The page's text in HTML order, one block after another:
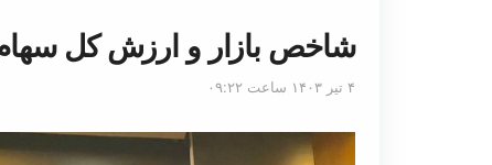
شاخص بازار و ارزش کل سهام
۴ تیر ۱۴۰۳ ساعت ۰۹:۲۲